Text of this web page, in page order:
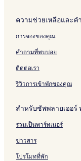
e
s
ร
ที
จ
-
ม
เ
า
ฮ
ม
-
ซู
i
a
g
e
l
C
i
t
e
S
e
i
u
m
L
D
a
n
e
d
e
ความช่วยเหลือและค
การจองของคุณ
คำถามที่พบบ่อย
ติดต่อเรา
รีวิวการเข้าพักของคุณ
สำหรับซัพพลายเออร์
ร่วมเป็นพาร์ทเนอร์
ข่าวสาร
โปรโมทที่พัก